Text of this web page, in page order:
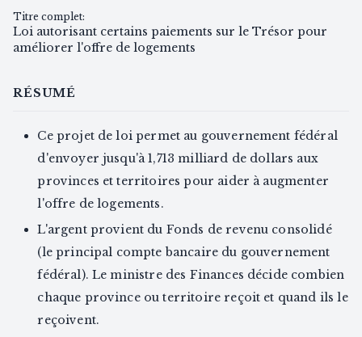
Titre complet:
Loi autorisant certains paiements sur le Trésor pour
améliorer l'offre de logements
RÉSUMÉ
Ce projet de loi permet au gouvernement fédéral
d'envoyer jusqu'à 1,713 milliard de dollars aux
provinces et territoires pour aider à augmenter
l'offre de logements.
L'argent provient du Fonds de revenu consolidé
(le principal compte bancaire du gouvernement
fédéral). Le ministre des Finances décide combien
chaque province ou territoire reçoit et quand ils le
reçoivent.